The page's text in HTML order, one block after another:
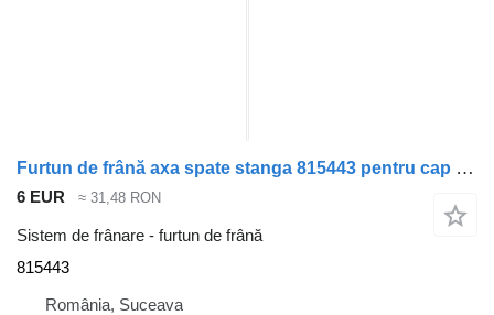
Furtun de frână axa spate stanga 815443 pentru cap tractor Scania MODEL R
6 EUR ≈ 31,48 RON
Sistem de frânare - furtun de frână
815443
România, Suceava